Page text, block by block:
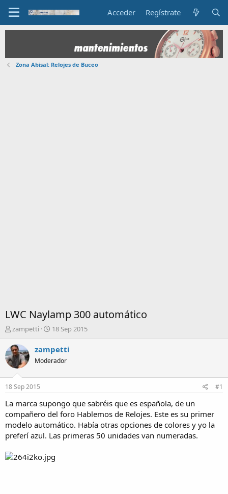
Acceder Regístrate
Zona Abisal: Relojes de Buceo
LWC Naylamp 300 automático
I
i
c
i
d
r
d
e
l
t
m
zampetti
F
c
h
a
n
c
o
18 Sep 2015
zampetti
Moderador
18 Sep 2015 #1
La marca supongo que sabréis que es española, de un
compañero del foro Hablemos de Relojes. Este es su primer
modelo automático. Había otras opciones de colores y yo la
preferí azul. Las primeras 50 unidades van numeradas.